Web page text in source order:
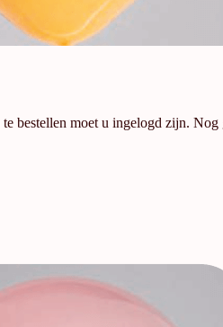
bestellen moet u ingelogd zijn. Nog